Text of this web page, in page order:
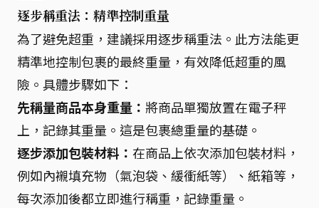
逐步稱重法：精準控制重量
為了避免超重，建議採用逐步稱重法。此方法能更
精準地控制包裹的最終重量，有效降低超重的風
險。具體步驟如下：
先稱量商品本身重量： 將商品單獨放置在電子秤
上，記錄其重量。這是包裹總重量的基礎。
逐步添加包裝材料： 在商品上依次添加包裝材料，
例如內襯填充物（氣泡袋、緩衝紙等）、紙箱等，
每次添加後都立即進行稱重，記錄重量。